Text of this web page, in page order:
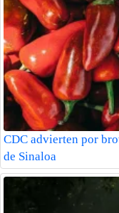
CDC advierten por
de Sinaloa